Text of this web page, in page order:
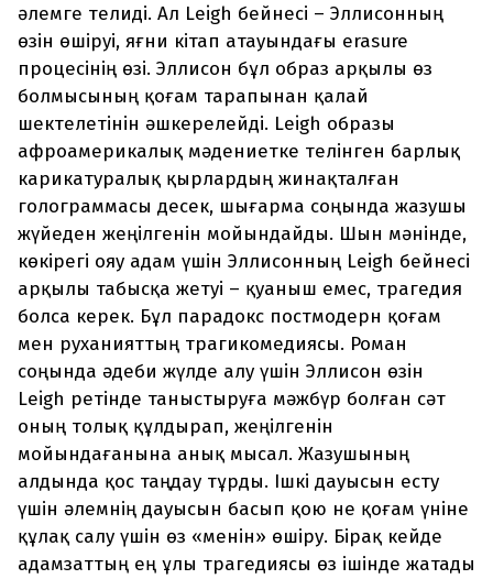
әлемге телиді. Ал Leigh бейнесі – Эллисонның
өзін өшіруі, яғни кітап атауындағы erasure
процесінің өзі. Эллисон бұл образ арқылы өз
болмысының қоғам тарапынан қалай
шектелетінін әшкерелейді. Leigh образы
афроамерикалық мәдениетке телінген барлық
карикатуралық қырлардың жинақталған
голограммасы десек, шығарма соңында жазушы
жүйеден жеңілгенін мойындайды. Шын мәнінде,
көкірегі ояу адам үшін Эллисонның Leigh бейнесі
арқылы табысқа жетуі – қуаныш емес, трагедия
болса керек. Бұл парадокс постмодерн қоғам
мен руханияттың трагикомедиясы. Роман
соңында әдеби жүлде алу үшін Эллисон өзін
Leigh ретінде таныстыруға мәжбүр болған сәт
оның толық құлдырап, жеңілгенін
мойындағанына анық мысал. Жазушының
алдында қос таңдау тұрды. Ішкі дауысын есту
үшін әлемнің дауысын басып қою не қоғам үніне
құлақ салу үшін өз «менін» өшіру. Бірақ кейде
адамзаттың ең ұлы трагедиясы өз ішінде жатады